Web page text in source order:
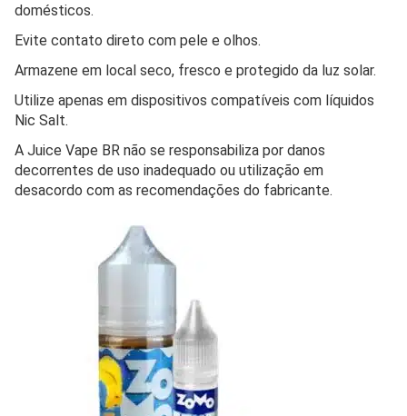
domésticos.
Evite contato direto com pele e olhos.
Armazene em local seco, fresco e protegido da luz solar.
Utilize apenas em dispositivos compatíveis com líquidos
Nic Salt.
A Juice Vape BR não se responsabiliza por danos
decorrentes de uso inadequado ou utilização em
desacordo com as recomendações do fabricante.